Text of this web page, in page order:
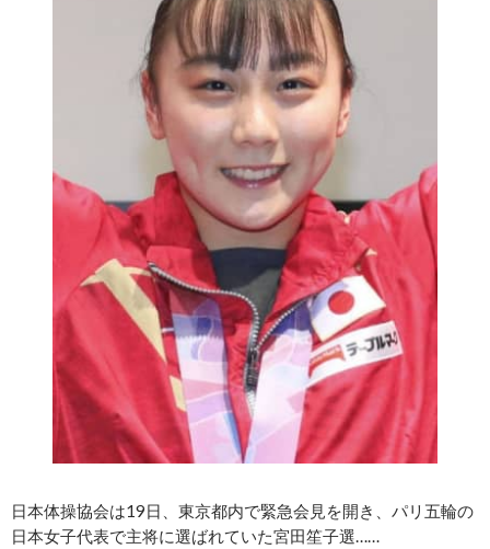
日本体操協会は19日、東京都内で緊急会見を開き、パリ五輪の
日本女子代表で主将に選ばれていた宮田笙子選……